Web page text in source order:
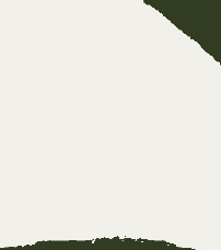
manier
effecten hebben
gaat trauma niet